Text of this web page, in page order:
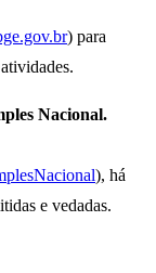
) para
Nacional.
), há
e vedadas.